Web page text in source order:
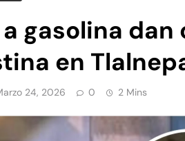
a gasolina
en
24, 2026 0 2 Mins